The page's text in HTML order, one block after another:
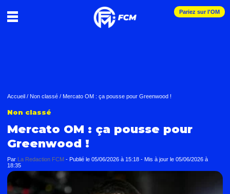
Pariez sur l'OM
Accueil / Non classé / Mercato OM : ça pousse pour Greenwood !
Non classé
Mercato OM : ça pousse pour
Greenwood !
Par La Redaction FCM - Publié le 05/06/2026 à 15:18 - Mis à jour le 05/06/2026 à
18:35